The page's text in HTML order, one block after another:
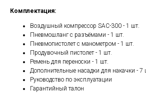
Комплектация:
Воздушный компрессор SAC-300 - 1 шт.
Пневмошланг с разъёмами - 1 шт.
Пневмопистолет с манометром - 1 шт.
Продувочный пистолет - 1 шт.
Ремень для переноски - 1 шт.
Дополнительные насадки для накачки - 7
Руководство по эксплуатации
Гарантийный талон